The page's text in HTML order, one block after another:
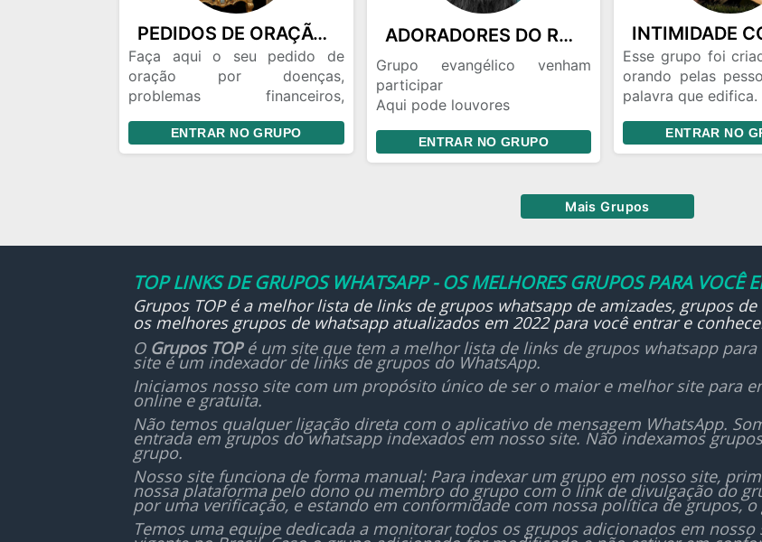
🙏🏻🙌🏻Orações ,
palavra ,📖🎤
Exaltar e
de Deus
PEDIDOS DE ORAÇÃO POR PROBLEMA E DOENÇAS E ACONSELHAMENTO.
Faça aqui o seu pedido de
oração por doenças,
problemas financeiros,
espirituais. A oração de um
justo pode muito em seus
ENTRAR NO GRUPO
ADORADORES DO REI 👑 JESUS 🕊️🕊️…
Grupo evangélico venham
participar
Aqui pode louvores
Aqui pode figurinhas
evangélicas
ENTRAR NO GRUPO
Esse grupo foi
orando pelas
palavra que edifica.
buscar intimidade
atraves da oracao
ENTRAR NO
Mais Grupos
TOP LINKS DE GRUPOS WHATSAPP - OS MELHORES GRUPOS PARA VOCÊ
Grupos TOP é a melhor lista de links de grupos whatsapp de amizades, grupos
os melhores grupos de whatsapp atualizados em 2022 para você entrar e
O Grupos TOPé um site que tem a melhor lista de links de grupos whatsapp
site é um indexador de links de grupos do WhatsApp.
Iniciamos nosso site com um propósito único de ser o maior e melhor site para
online e gratuita.
Não temos qualquer ligação direta com o aplicativo de mensagem WhatsApp.
entrada em grupos do whatsapp indexados em nosso site. Não indexamos
grupo.
Nosso site funciona de forma manual: Para indexar um grupo em nosso site,
nossa plataforma pelo dono ou membro do grupo com o link de divulgação do
por uma verificação, e estando em conformidade com nossa política de grupos,
Temos uma equipe dedicada a monitorar todos os grupos adicionados em